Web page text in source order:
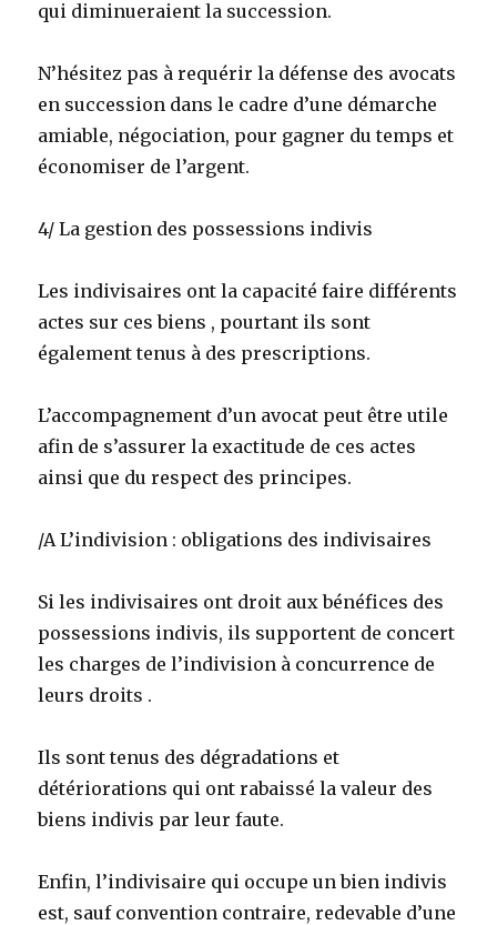
qui diminueraient la succession.
N’hésitez pas à requérir la défense des avocats
en succession dans le cadre d’une démarche
amiable, négociation, pour gagner du temps et
économiser de l’argent.
4/ La gestion des possessions indivis
Les indivisaires ont la capacité faire différents
actes sur ces biens , pourtant ils sont
également tenus à des prescriptions.
L’accompagnement d’un avocat peut être utile
afin de s’assurer la exactitude de ces actes
ainsi que du respect des principes.
/A L’indivision : obligations des indivisaires
Si les indivisaires ont droit aux bénéfices des
possessions indivis, ils supportent de concert
les charges de l’indivision à concurrence de
leurs droits .
Ils sont tenus des dégradations et
détériorations qui ont rabaissé la valeur des
biens indivis par leur faute.
Enfin, l’indivisaire qui occupe un bien indivis
est, sauf convention contraire, redevable d’une